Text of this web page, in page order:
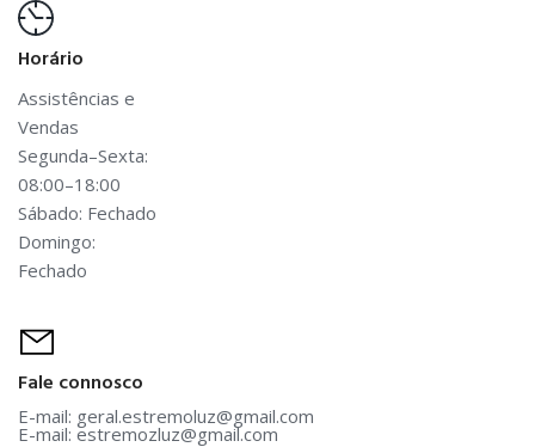
Horário
Assistências e
Vendas
Segunda–Sexta:
08:00–18:00
Sábado: Fechado
Domingo:
Fechado
Fale connosco
E-mail: geral.estremoluz@gmail.com
E-mail: estremozluz@gmail.com